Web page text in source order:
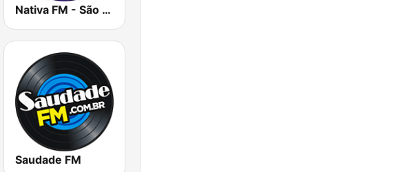
Nativa FM - São Paulo
Saudade FM